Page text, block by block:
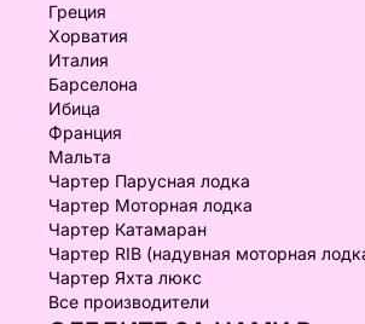
Греция
Хорватия
Италия
Барселона
Ибица
Франция
Мальта
Чартер Парусная лодка
Чартер Моторная лодка
Чартер Катамаран
Чартер RIB (надувная моторная
Чартер Яхта люкс
Все производители